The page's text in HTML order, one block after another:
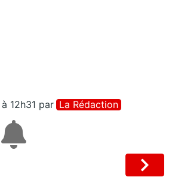
12h31 par La Rédaction